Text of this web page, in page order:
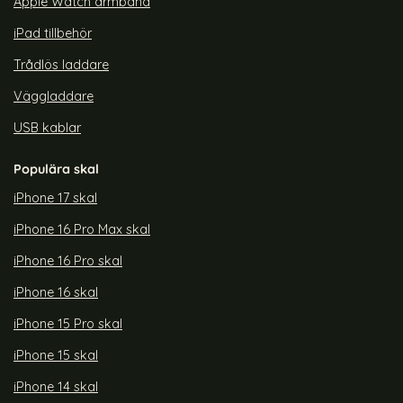
iPad tillbehör
Trådlös laddare
Väggladdare
USB kablar
Populära skal
iPhone 17 skal
iPhone 16 Pro Max skal
iPhone 16 Pro skal
iPhone 16 skal
iPhone 15 Pro skal
iPhone 15 skal
iPhone 14 skal